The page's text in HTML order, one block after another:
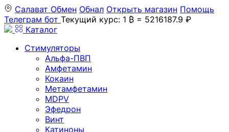
Салават Обмен Обнал Открыть магазин Помощь
Телеграм бот Текущий курс: 1 ₿ = 5216187.9 ₽
Каталог
Стимуляторы
Альфа-ПВП
Амфетамин
Кокаин
Метамфетамин
MDPV
Эфедрон
Винт
Катиноны